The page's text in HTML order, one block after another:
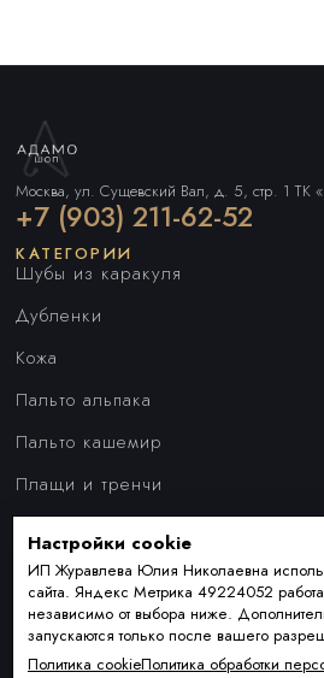
Москва, ул. Сущевский Вал, д. 5, стр. 1 ТК
+7 (903) 211-62-52
КАТЕГОРИИ
Шубы из каракуля
Дубленки
Кожа
Пальто альпака
Пальто кашемир
Плащи и тренчи
ПОКУПАТЕЛЯМ
Наши преимущества
Индивидуальный пошив
Условия доставки
Настройки cookie
ИП Журавлева Юлия Николаевна
сайта. Яндекс Метрика 49224052
независимо от выбора ниже.
запускаются только после вашего
Политика cookieПолитика обработки